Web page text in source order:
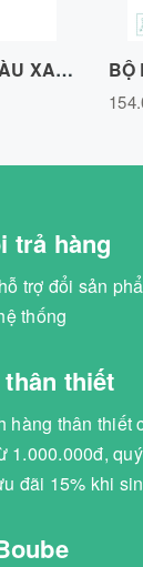
NÓN TAI GẤU MÀU XANH OLIVE, VẢI SỢI TRE BAMBOO -N010725OLIV
trả hàng
trợ đổi sản
thống
thiết
hàng thân thiết
1.000.000đ,
đãi 15% khi